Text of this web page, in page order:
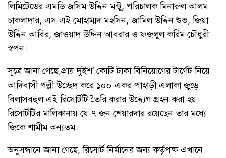
লিমিটেডের এমডি জসিম উদ্দিন মন্টু, পরিচালক মিনারুল আলম
চাকলাদার, এস এই মোহাম্মদ মহসিন, জামিল উদ্দিন শুভ, জিয়া
উদ্দিন আবির, জাওয়াদ উদ্দিন আবরার ও ফজলুল করিম চৌধুরী
স্বপন।
সূত্রে জানা গেছে,প্রায় দুইশ’ কোটি টাকা বিনিয়োগের টার্গেট নিয়ে
আদিবাসী পল্লী উচ্ছেদ করে ১০০ একর পাহাড়ী এলাকা জুড়ে
বিলাসবহুল এই রিসোর্টটি তৈরি করার উদ্দ্যেগ গ্রহন করা হয়।
রিসোর্টটির মালিকানায় যে ৭ জন শেয়ারদার রয়েছেন তার মধ্যে
জিকে শামীম অন্যতম।
অনুসন্ধানে জানা গেছে, রিসোর্ট নির্মানের জন্য কর্তৃপক্ষ এখানে